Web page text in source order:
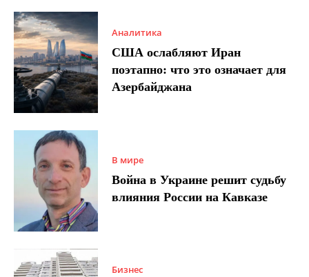
Аналитика
США ослабляют Иран
поэтапно: что это означает для
Азербайджана
В мире
Война в Украине решит судьбу
влияния России на Кавказе
Бизнес